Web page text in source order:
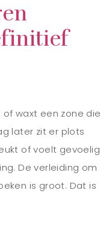
waxt een zone die
later zit er plots
of voelt gevoelig
De verleiding om
is groot. Dat is